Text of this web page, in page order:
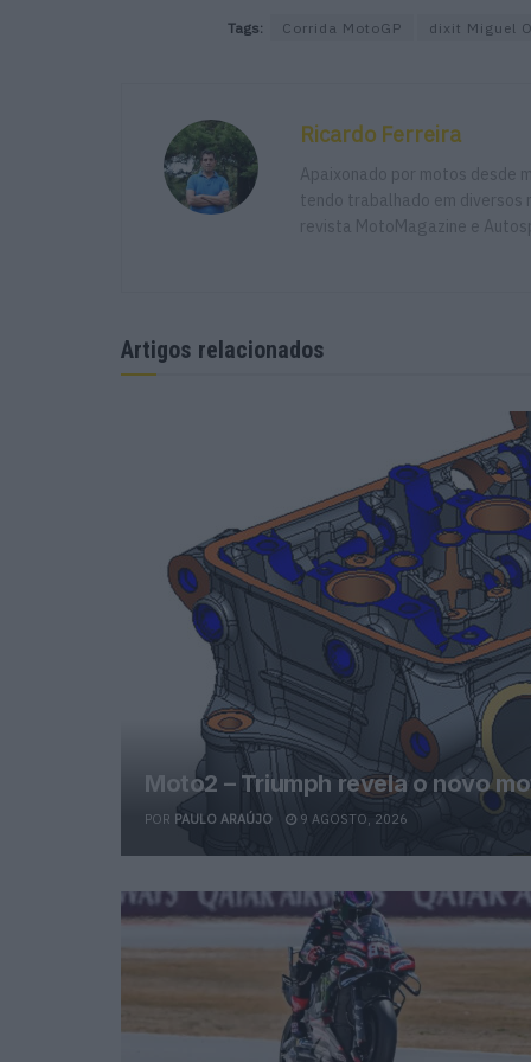
Tags: Corrida MotoGP dixit Miguel
Ricardo Ferreira
Apaixonado por motos desde
tendo trabalhado em diversos
revista MotoMagazine e
Artigos relacionados
Moto2 – Triumph revela o novo
POR PAULO ARAÚJO 9 AGOSTO, 2026